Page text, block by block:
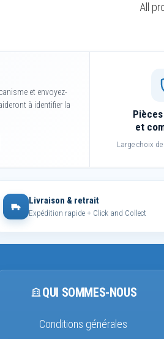
All
et envoyez-
à identifier la
et
Large choix
Livraison & retrait
Expédition rapide + Click and Collect
QUI SOMMES-NOUS
Conditions générales